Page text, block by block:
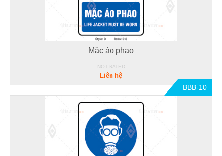
Mặc áo phao
NOT RATED
Liên hệ
BBB-10